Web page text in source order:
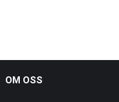
OM OSS